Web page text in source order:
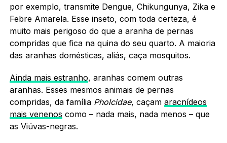
por exemplo, transmite Dengue, Chikungunya, Zika e
Febre Amarela. Esse inseto, com toda certeza, é
muito mais perigoso do que a aranha de pernas
compridas que fica na quina do seu quarto. A maioria
das aranhas domésticas, aliás, caça mosquitos.
Ainda mais estranho, aranhas comem outras
aranhas. Esses mesmos animais de pernas
compridas, da família Pholcidae, caçam aracnídeos
mais venenos como – nada mais, nada menos – que
as Viúvas-negras.